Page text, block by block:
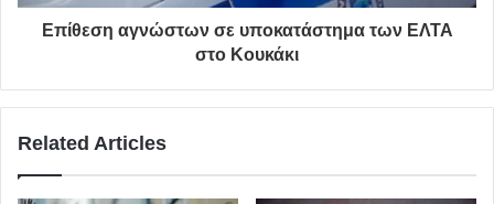
Επίθεση αγνώστων σε υποκατάστημα των ΕΛΤΑ
στο Κουκάκι
Related Articles